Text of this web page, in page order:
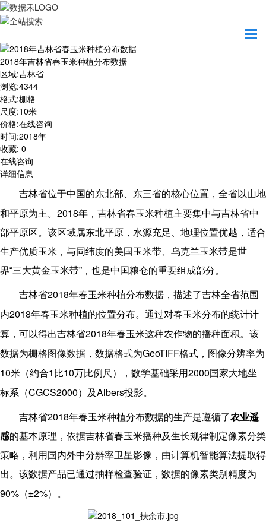
2018年吉林省春玉米种植分布数据
区域:吉林省
浏览:4344
格式:栅格
尺度:10米
价格:在线咨询
时间:2018年
收藏: 0
在线咨询
详细信息
吉林省位于中国的东北部、东三省的核心位置，全省以山地
和平原为主。 2018年，吉林省春玉米种植主要集中与吉林省中
部平原区。该区域属东北平原，水源充足、地理位置优越，适合
生产优质玉米，与同纬度的美国玉米带、乌克兰玉米带是世
界“三大黄金玉米带”，也是中国粮仓的重要组成部分。
吉林省2018年春玉米种植分布数据，描述了吉林全省范围
内2018年春玉米种植的位置分布。通过对春玉米分布的统计计
算，可以得出吉林省2018年春玉米这种农作物的播种面积。该
数据为栅格图像数据，数据格式为GeoTIFF格式，图像分辨率为
10米（约合1 比10万比例尺），数学基础采用2000国家大地坐
标系（CGCS2000）及Albers投影。
吉林省2018年春玉米种植分布数据的生产是遵循了农业遥
感的基本原理，依据吉林省春玉米播种及生长规律制定像素分类
策略，利用国内外中分辨率卫星影像，由计算机智能算法提取得
出。该数据产品已通过抽样检查验证，数据的像素类别精度为
90% （±2%）。